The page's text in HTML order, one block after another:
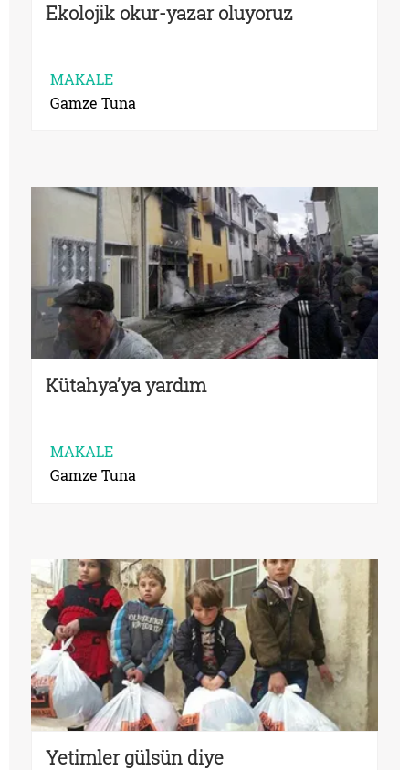
Ekolojik okur-yazar oluyoruz
MAKALE
Gamze Tuna
Kütahya’ya yardım
MAKALE
Gamze Tuna
Yetimler gülsün diye